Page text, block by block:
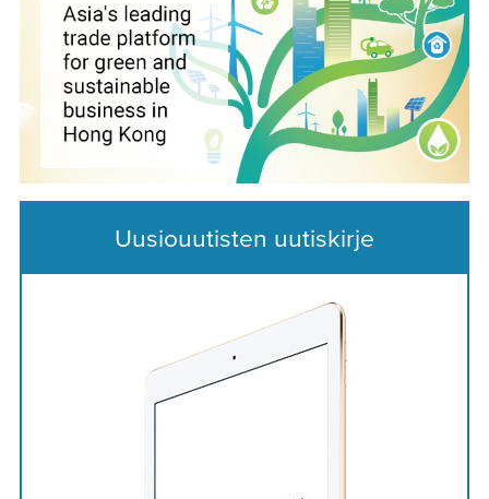
Uusiouutisten uutiskirje